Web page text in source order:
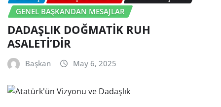
GENEL BAŞKANDAN MESAJLAR
DADAŞLIK DOĞMATİK RUH
ASALETİ’DİR
Başkan May 6, 2025